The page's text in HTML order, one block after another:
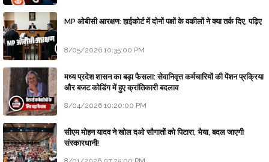
MP ओबीसी आरक्षण: हाईकोर्ट में दोनों पक्षों के वकीलों ने क्या तर्क दिए, पढ़िए
8/05/2026 10:35:00 PM
मध्य प्रदेश शासन का बड़ा फैसला: सेवानिवृत्त कर्मचारियों की पेंशन प्रक्रिया
और बजट कोडिंग में हुए क्रांतिकारी बदलाव
8/04/2026 10:20:00 PM
सीएम मोहन यादव ने खोल दओ सौगातों को पिटारा, भैया, बदल जाएगी
संस्कारधानी!